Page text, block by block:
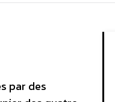
par des